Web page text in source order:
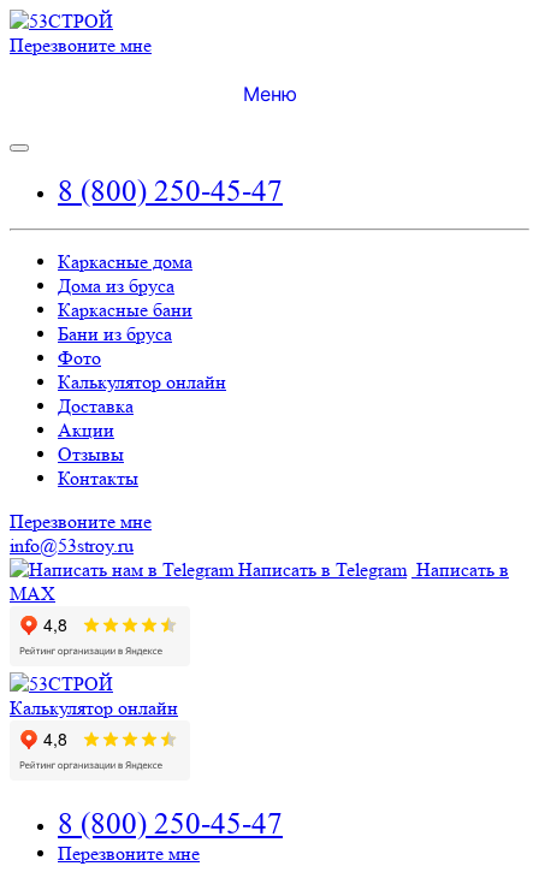
Перезвоните мне
Меню
8 (800) 250-45-47
Каркасные дома
Дома из бруса
Каркасные бани
Бани из бруса
Фото
Калькулятор онлайн
Доставка
Акции
Отзывы
Контакты
Перезвоните мне
info@53stroy.ru
Написать в Telegram Написать в
MAX
Калькулятор онлайн
8 (800) 250-45-47
Перезвоните мне